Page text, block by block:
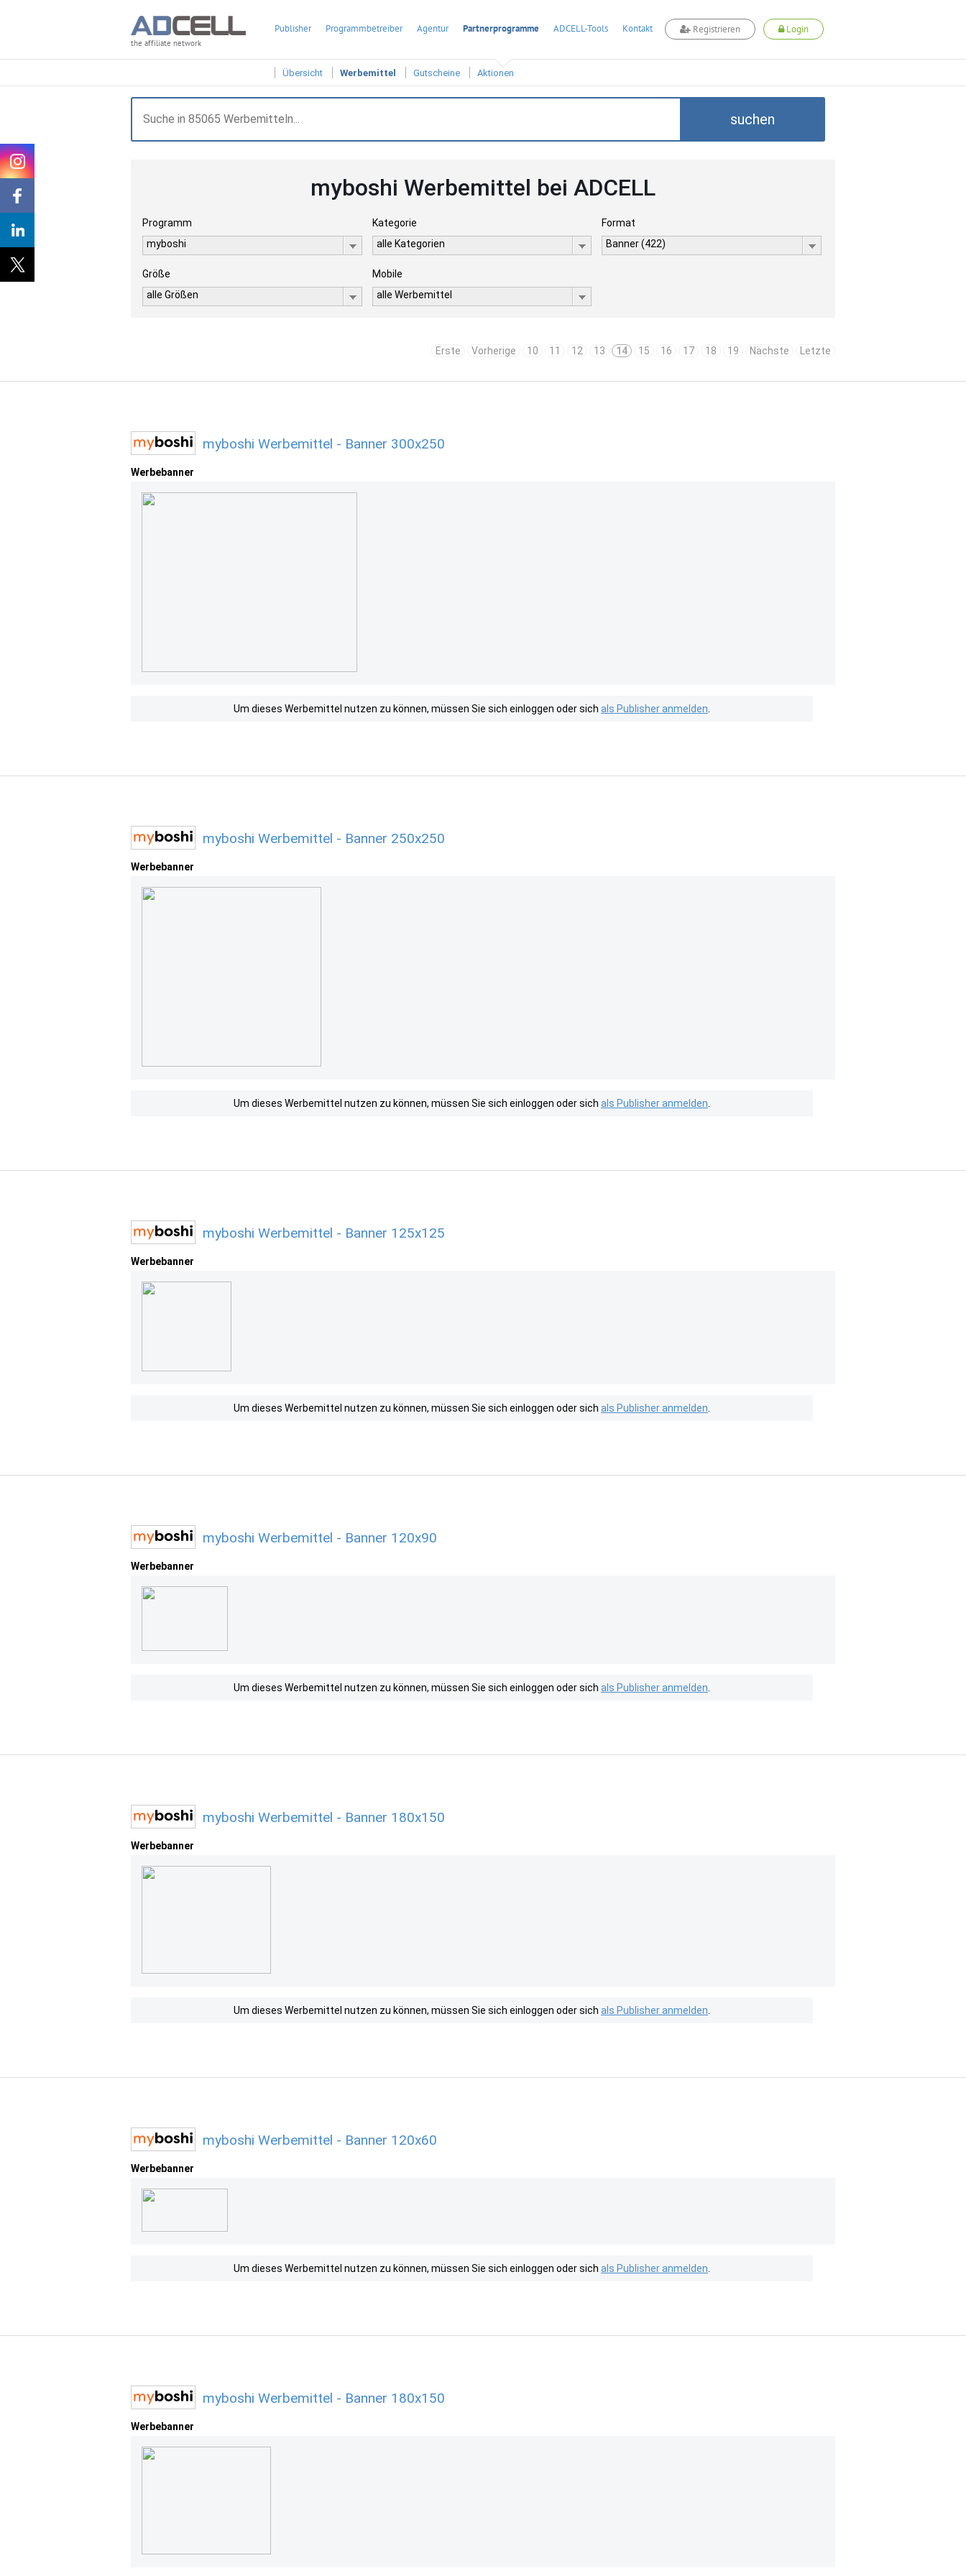
the affiliate network
Publisher Programmbetreiber Agentur Partnerprogramme ADCELL-Tools Kontakt Registrieren Login
Übersicht Werbemittel Gutscheine Aktionen
suchen
myboshi Werbemittel bei ADCELL
Programm
myboshi
Kategorie
alle Kategorien
Format
Banner (422)
Größe
alle Größen
Mobile
alle Werbemittel
Erste Vorherige 10 11 12 13 14 15 16 17 18 19 Nächste Letzte
myboshi Werbemittel - Banner 300x250
Werbebanner
Um dieses Werbemittel nutzen zu können, müssen Sie sich einloggen oder sich als Publisher anmelden
myboshi Werbemittel - Banner 250x250
Werbebanner
Um dieses Werbemittel nutzen zu können, müssen Sie sich einloggen oder sich als Publisher anmelden
myboshi Werbemittel - Banner 125x125
Werbebanner
Um dieses Werbemittel nutzen zu können, müssen Sie sich einloggen oder sich als Publisher anmelden
myboshi Werbemittel - Banner 120x90
Werbebanner
Um dieses Werbemittel nutzen zu können, müssen Sie sich einloggen oder sich als Publisher anmelden
myboshi Werbemittel - Banner 180x150
Werbebanner
Um dieses Werbemittel nutzen zu können, müssen Sie sich einloggen oder sich als Publisher anmelden
myboshi Werbemittel - Banner 120x60
Werbebanner
Um dieses Werbemittel nutzen zu können, müssen Sie sich einloggen oder sich als Publisher anmelden
myboshi Werbemittel - Banner 180x150
Werbebanner